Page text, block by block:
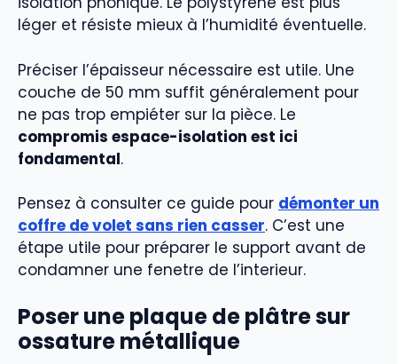
léger et résiste mieux à l’humidité éventuelle.
Préciser l’épaisseur nécessaire est utile. Une
couche de 50 mm suffit généralement pour
ne pas trop empiéter sur la pièce. Le
compromis espace-isolation est ici
fondamental.
Pensez à consulter ce guide pour démonter un
coffre de volet sans rien casser. C’est une
étape utile pour préparer le support avant de
condamner une fenetre de l’interieur.
Poser une plaque de plâtre sur
ossature métallique